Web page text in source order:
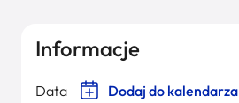
Informacje
Data Dodaj do kalendarza